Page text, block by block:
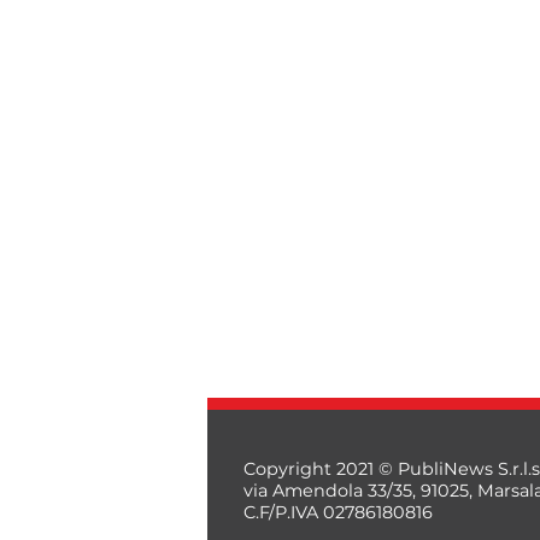
Copyright 2021 © PubliNews
via Amendola 33/35, 91025,
C.F/P.IVA 02786180816